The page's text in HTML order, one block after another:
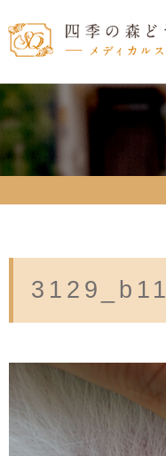
3129_b11